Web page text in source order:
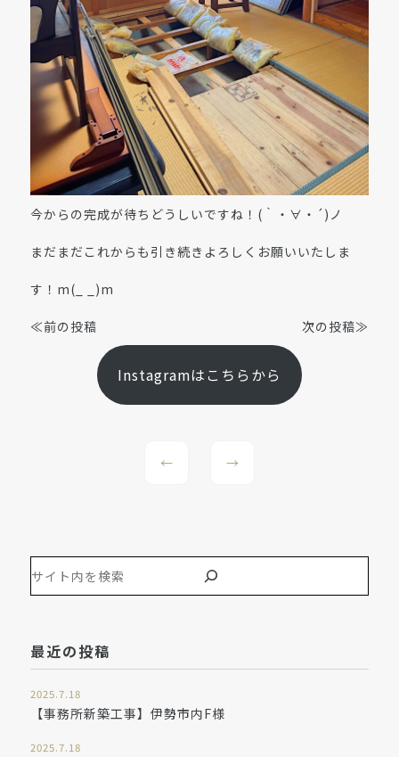
今からの完成が待ちどうしいですね！(｀・∀・´)ノ
まだまだこれからも引き続きよろしくお願いいたしま
す！m(_ _)m
≪前の投稿 次の投稿≫
Instagramはこちらから
← →
最近の投稿
【事務所新築工事】伊勢市内F様
2025.7.18
2025.7.18